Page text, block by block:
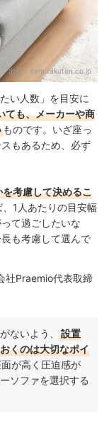
出典： item.rakuten.co.jp
い人数」を目安に
ても、メーカーや商
ものです。いざ座っ
もあるため、必ず
考慮して決めるこ
1人あたりの目安幅
て過ごしたいな
も考慮して選んで
社Praemio代表取締
ないよう、
設置
くのは大切なポイ
が高く圧迫感が
ソファを選択する